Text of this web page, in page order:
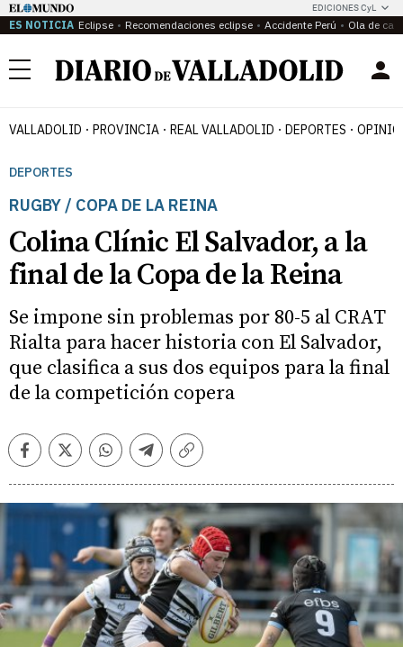
EDICIONES CyL
ES NOTICIA Eclipse Recomendaciones eclipse Accidente Perú Ola de
Menú
VALLADOLID PROVINCIA REAL VALLADOLID DEPORTES
DEPORTES
RUGBY / COPA DE LA REINA
Colina Clínic El Salvador, a la
final de la Copa de la Reina
Se impone sin problemas por 80-5 al CRAT
Rialta para hacer historia con El Salvador,
que clasifica a sus dos equipos para la final
de la competición copera
FacebookTwitterWhatsappTelegramCopiar